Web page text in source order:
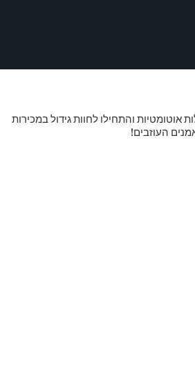
אוטומטיות והתחילו לחוות גידול במכירות
העוזבים!